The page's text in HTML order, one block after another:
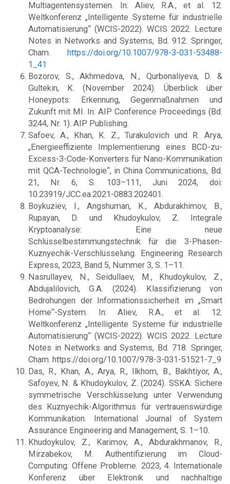
Multiagentensystemen. In: Aliev, R.A., et al. 12.
Weltkonferenz „Intelligente Systeme für industrielle
Automatisierung“ (WCIS-2022). WCIS 2022. Lecture
Notes in Networks and Systems, Bd. 912. Springer,
Cham.
https://doi.org/10.1007/978-3-031-53488-
1_41
Bozorov, S., Akhmedova, N., Qurbonaliyeva, D. &
Gultekin, K. (November 2024). Überblick über
Honeypots: Erkennung, Gegenmaßnahmen und
Zukunft mit MI. In: AIP Conference Proceedings (Bd.
3244, Nr. 1). AIP Publishing.
Safoev, A., Khan, K. Z., Turakulovich und R. Arya,
„Energieeffiziente Implementierung eines BCD-zu-
Excess-3-Code-Konverters für Nano-Kommunikation
mit QCA-Technologie“, in China Communications, Bd.
21, Nr. 6, S. 103–111, Juni 2024, doi:
10.23919/JCC.ea.2021-0883.202401.
Boykuziev, I., Angshuman, K., Abdurakhimov, B.,
Rupayan, D. und Khudoykulov, Z. Integrale
Kryptoanalyse: Eine neue
Schlüsselbestimmungstechnik für die 3-Phasen-
Kuznyechik-Verschlüsselung. Engineering Research
Express, 2023, Band 5, Nummer 3, S. 1–11.
Nasrullayev, N., Seidullaev, M., Khudoykulov, Z.,
Abdujalilovich, G.A. (2024). Klassifizierung von
Bedrohungen der Informationssicherheit im „Smart
Home“-System. In: Aliev, R.A., et al. 12.
Weltkonferenz „Intelligente Systeme für industrielle
Automatisierung“ (WCIS-2022). WCIS 2022. Lecture
Notes in Networks and Systems, Bd. 718. Springer,
Cham. https://doi.org/10.1007/978-3-031-51521-7_9
Das, R., Khan, A., Arya, R., Ilkhom, B., Bakhtiyor, A.,
Safoyev, N. & Khudoykulov, Z. (2024). SSKA: Sichere
symmetrische Verschlüsselung unter Verwendung
des Kuznyechik-Algorithmus für vertrauenswürdige
Kommunikation. International Journal of System
Assurance Engineering and Management, S. 1–10.
Khudoykulov, Z., Karimov, A., Abdurakhmanov, R.,
Mirzabekov, M. Authentifizierung im Cloud-
Computing: Offene Probleme. 2023, 4. Internationale
Konferenz über Elektronik und nachhaltige